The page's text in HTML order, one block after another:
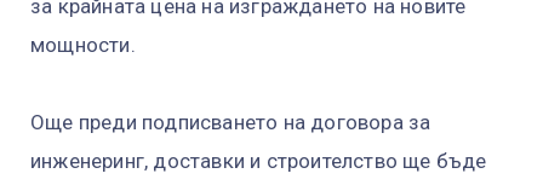
за крайната цена на изграждането на новите
мощности.
Още преди подписването на договора за
инженеринг, доставки и строителство ще бъде